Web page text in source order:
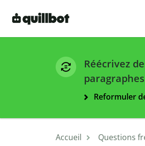
Réécrivez
Reformuler
Accueil Questions